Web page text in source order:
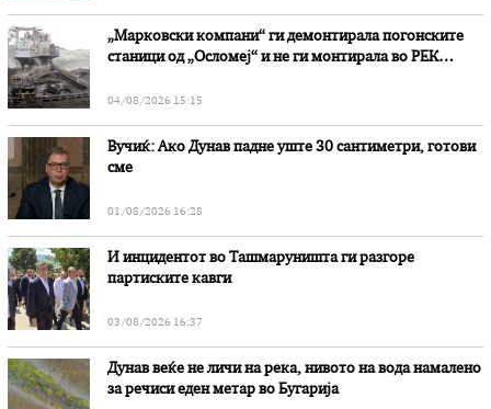
„Марковски компани“ ги демонтирала погонските
станици од „Осломеј“ и не ги монтирала во РЕК
04/08/2026 15:15
Вучиќ: Ако Дунав падне уште 30 сантиметри, готови
сме
01/08/2026 16:28
И инцидентот во Ташмаруништa ги разгоре
партиските кавги
03/08/2026 16:37
Дунав веќе не личи на река, нивото на вода намалено
за речиси еден метар во Бугарија